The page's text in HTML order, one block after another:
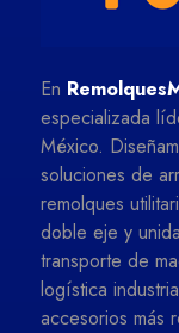
En
especializada
México.
soluciones de
remolques
doble eje y
transporte de
logística
accesorios más